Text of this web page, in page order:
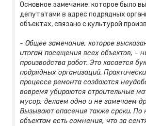
Основное замечание, которое было
депутатами в адрес подрядных
объектах, связано с культурой
- Общее замечание, которое
итогам посещения всех объектов, -
производства работ. Это касается
подрядных организаций.
процессе ремонта создаются
вовремя убираются строительные
мусор, делаем одно и не замечаем
Вызывают опасения также сроки. По
объектам есть сомнения, что за